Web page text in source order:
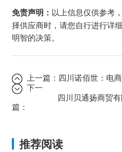
免责声明： 以上信息仅供参考
择供应商时，请您自行进行详
明智的决策。
上一篇： 四川诺佰世：电
下一
篇：
推荐阅读